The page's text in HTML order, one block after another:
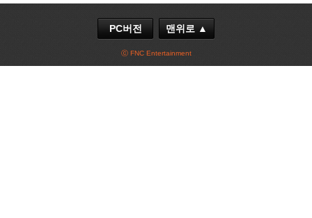
PC버전 맨위로 ▲
ⓒ FNC Entertainment